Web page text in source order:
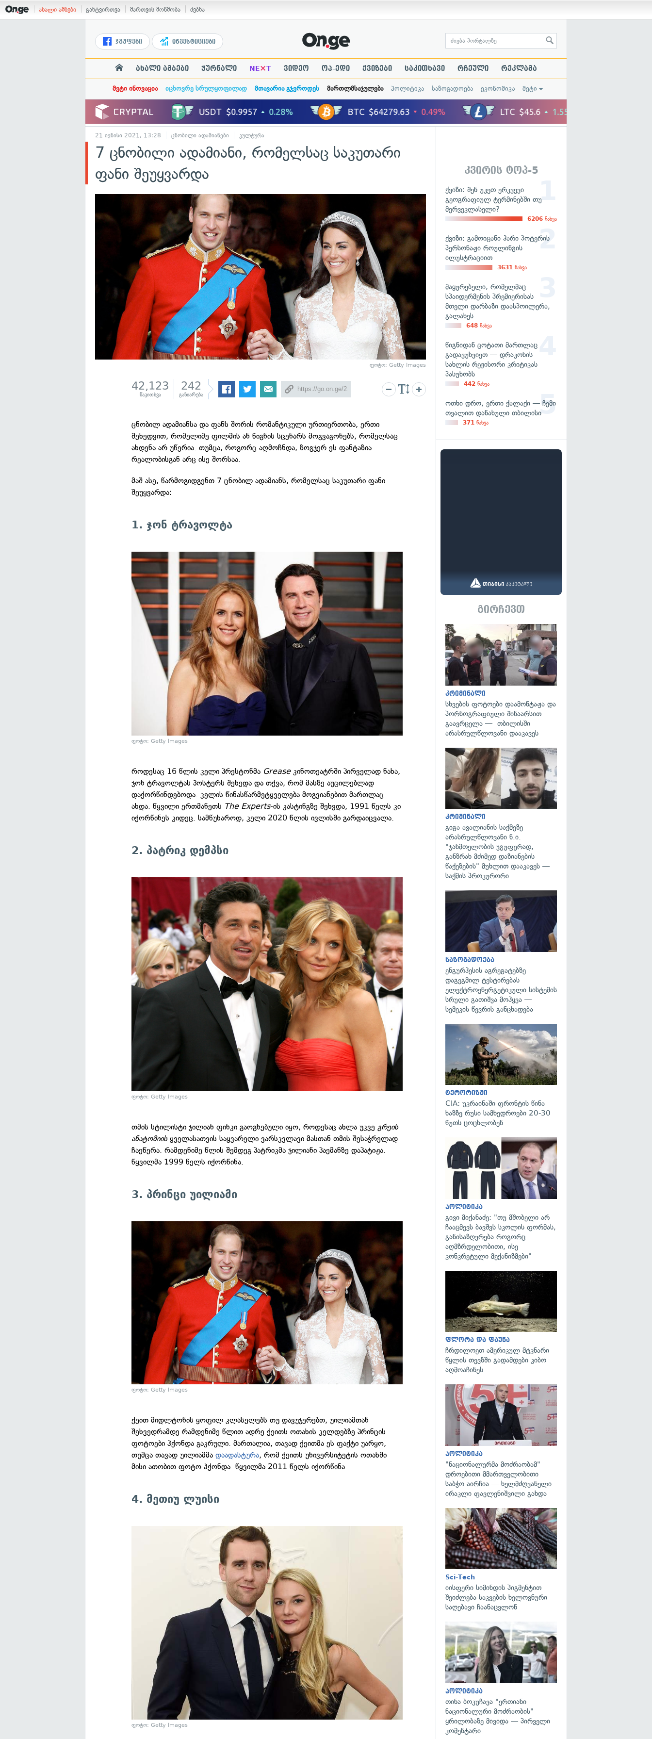
ახალი ამბები განტვირთვა მართვის მოწმობა ძებნა
ჯგუფები ინვესტიციები
ახალი ამბები ჟურნალი NE×T ვიდეო ოპ-ედი ქვიზები საკითხავი რჩეული რეკლამა
მეტი ინოვაცია იცხოვრე სრულყოფილად მთავარია გჯეროდეს მართლმსაჯულება პოლიტიკა საზოგადოება ეკონომიკა მეტი
21 ივნისი 2021, 13:28 ცნობილი ადამიანები კულტურა
7 ცნობილი ადამიანი, რომელსაც საკუთარი
ფანი შეუყვარდა
ფოტო: Getty Images
42,123
წაკითხვა
242
გაზიარება
ცნობილ ადამიანსა და ფანს შორის რომანტიკული ურთიერთობა, ერთი
შეხედვით, რომელიმე ფილმის ან წიგნის სცენარს მოგვაგონებს, რომელსაც
ახდენა არ უწერია. თუმცა, როგორც აღმოჩნდა, ზოგჯერ ეს ფანტაზია
რეალობისგან არც ისე შორსაა.
მაშ ასე, წარმოგიდგენთ 7 ცნობილ ადამიანს, რომელსაც საკუთარი ფანი
შეუყვარდა:
1. ჯონ ტრავოლტა
ფოტო: Getty Images
როდესაც 16 წლის კელი პრესტონმა Greaseკინოთეატრში პირველად ნახა,
ჯონ ტრავოლტას პოსტერს შეხედა და თქვა, რომ მასზე აუცილებლად
დაქორწინდებოდა. კელის წინასწარმეტყველება მოგვიანებით მართლაც
ახდა. წყვილი ერთმანეთს The Experts-ის კასტინგზე შეხვდა, 1991 წელს კი
იქორწინეს კიდეც. სამწუხაროდ, კელი 2020 წლის ივლისში გარდაიცვალა.
2. პატრიკ დემპსი
ფოტო: Getty Images
თმის სტილისტი ჯილიან ფინკი გაოგნებული იყო, როდესაც ახლა უკვეგრეის
ანატომიისყველასათვის საყვარელი ვარსკვლავი მასთან თმის შესაჭრელად
ჩაეწერა. რამდენიმე წლის შემდეგ პატრიკმა ჯილიანი პაემანზე დაპატიჟა.
წყვილმა 1999 წელს იქორწინა.
3. პრინცი უილიამი
ფოტო: Getty Images
ქეით მიდლტონის ყოფილ კლასელებს თუ დავუჯერებთ, უილიამთან
შეხვედრამდე რამდენიმე წლით ადრე ქეითს ოთახის კელდებზე პრინცის
ფოტოები ჰქონდა გაკრული. მართალია, თავად ქეითმა ეს ფაქტი უარყო,
თუმცა თავად უილიამმადაადასტურა, რომ ქეითს უნივერსიტეტის ოთახში
მისი ათობით ფოტო ჰქონდა. წყვილმა 2011 წელს იქორწინა.
4. მეთიუ ლუისი
ფოტო: Getty Images
კვირის ტოპ-5
ქვიზი: შენ უკეთ ერკვევი
გეოგრაფიულ ტერმინებში თუ
მერვეკლასელი?
6206 ნახვა
ქვიზი: გამოიცანი ჰარი პოტერის
პერსონაჟი როულინგის
ილუსტრაციით
3631 ნახვა
მაყურებელი, რომელმაც
სპაიდერმენის პრემიერისას
მთელი დარბაზი დაასპოილერა,
გალახეს
648 ნახვა
წიგნიდან ცოტათი მართლაც
გადავუხვიეთ — დრაკონის
სახლის რეჟისორი კრიტიკას
პასუხობს
442 ნახვა
ოთხი დრო, ერთი ქალაქი — ჩემი
თვალით დანახული თბილისი
371 ნახვა
გირჩევთ
კრიმინალი
სხვების ფოტოები დაამონტაჟა და
პორნოგრაფიული შინაარსით
გაავრცელა — თბილისში
არასრულწლოვანი დააკავეს
კრიმინალი
გიგა ავალიანის საქმეზე
არასრულწლოვანი ნ.ი.
"ჯანმთელობის ჯგუფურად,
განზრახ მძიმედ დაზიანების
წაქეზების" მუხლით დააკავეს —
საქმის პროკურორი
საზოგადოება
ენგურჰესის აგრეგატებზე
დაგეგმილ ტესტირებას
ელექტროენერგეტიკული სისტემის
სრული გათიშვა მოჰყვა —
სემეკის წევრის განცხადება
ტერორიზმი
CIA: უკრაინაში ფრონტის წინა
ხაზზე რუსი სამხედროები 20-30
წუთს ცოცხლობენ
პოლიტიკა
გივი მიქანაძე: "თუ მშობელი არ
ჩააცმევს ბავშვს სკოლის ფორმას,
განისაზღვრება როგორც
აღმზრდელობითი, ისე
კონკრეტული მექანიზმები"
ფლორა და ფაუნა
ჩრდილოეთ ამერიკულ მტკნარი
წყლის თევზში გადამდები კიბო
აღმოაჩინეს
პოლიტიკა
"ნაციონალურმა მოძრაობამ"
დროებითი მმართველობითი
საბჭო აირჩია — ხელმძღვანელი
ირაკლი ფავლენიშვილი გახდა
Sci-Tech
იისფერი სიმინდის პიგმენტით
შეიძლება საკვების ხელოვნური
საღებავი ჩაანაცვლონ
პოლიტიკა
თინა ბოკუჩავა "ერთიანი
ნაციონალური მოძრაობის"
ყრილობაზე მივიდა — პირველი
კომენტარი